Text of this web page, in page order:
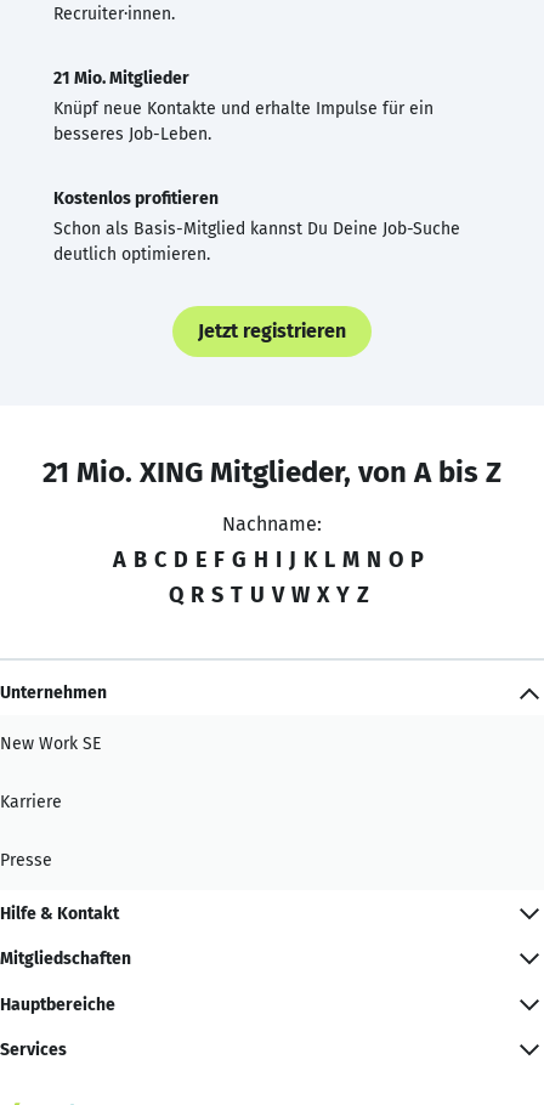
Recruiter·innen.
21 Mio. Mitglieder
Knüpf neue Kontakte und erhalte Impulse für ein
besseres Job-Leben.
Kostenlos profitieren
Schon als Basis-Mitglied kannst Du Deine Job-Suche
deutlich optimieren.
Jetzt registrieren
21 Mio. XING Mitglieder, von A bis Z
Nachname:
A B C D E F G H I J K L M N O P
Q R S T U V W X Y Z
Unternehmen
New Work SE
Karriere
Presse
Hilfe & Kontakt
Mitgliedschaften
Hauptbereiche
Services